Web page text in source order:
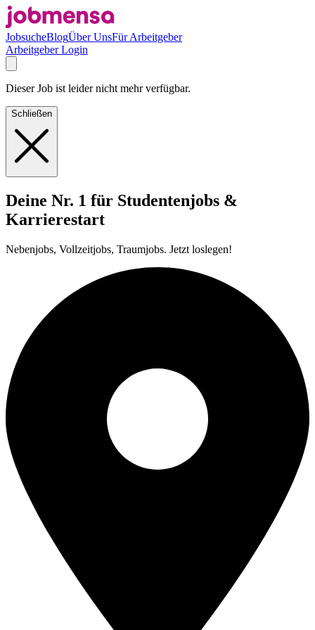
JobsucheBlogÜber UnsFür Arbeitgeber
Arbeitgeber Login
Dieser Job ist leider nicht mehr verfügbar.
Schließen
Deine Nr. 1 für Studentenjobs &
Karrierestart
Nebenjobs, Vollzeitjobs, Traumjobs. Jetzt loslegen!